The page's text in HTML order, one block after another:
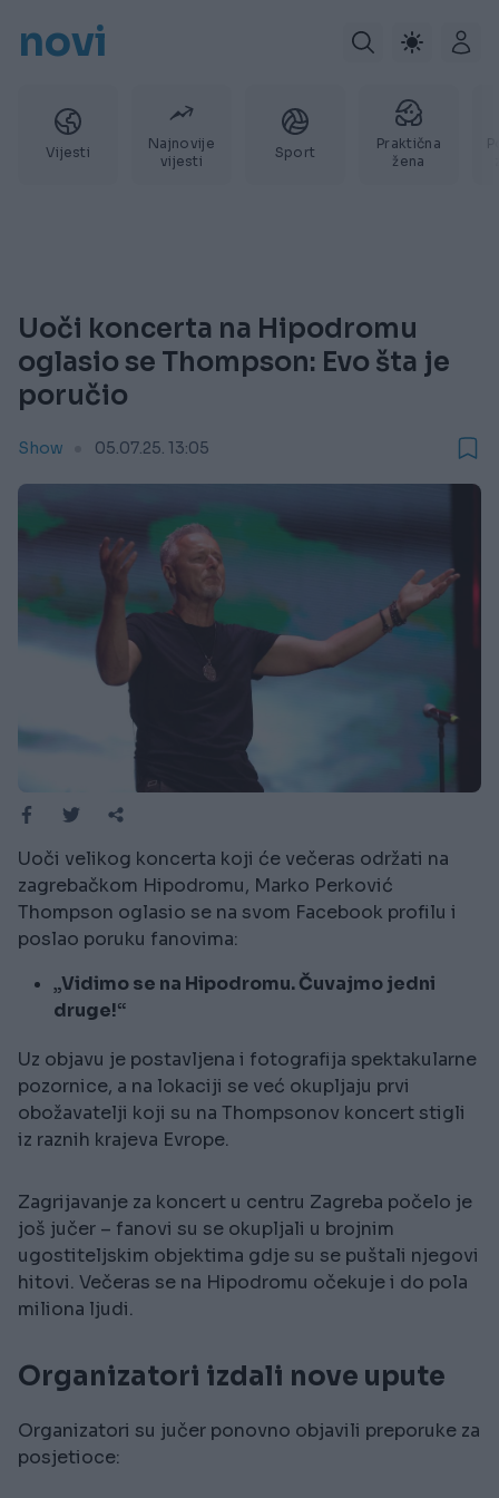
novi
Vijesti
Najnovije
vijesti
Sport
Praktična
žena
Uoči koncerta na Hipodromu
oglasio se Thompson: Evo šta je
poručio
Show 05.07.25. 13:05
Uoči velikog koncerta koji će večeras održati na
zagrebačkom Hipodromu, Marko Perković
Thompson oglasio se na svom Facebook profilu i
poslao poruku fanovima:
„Vidimo se na Hipodromu. Čuvajmo jedni
druge!“
Uz objavu je postavljena i fotografija spektakularne
pozornice, a na lokaciji se već okupljaju prvi
obožavatelji koji su na Thompsonov koncert stigli
iz raznih krajeva Evrope.
Zagrijavanje za koncert u centru Zagreba počelo je
još jučer – fanovi su se okupljali u brojnim
ugostiteljskim objektima gdje su se puštali njegovi
hitovi. Večeras se na Hipodromu očekuje i do pola
miliona ljudi.
Organizatori izdali nove upute
Organizatori su jučer ponovno objavili preporuke za
posjetioce: